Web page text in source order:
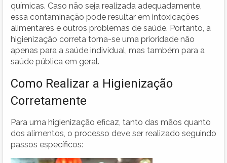
químicas. Caso não seja realizada adequadamente,
essa contaminação pode resultar em intoxicações
alimentares e outros problemas de saúde. Portanto, a
higienização correta torna-se uma prioridade não
apenas para a saúde individual, mas também para a
saúde pública em geral.
Como Realizar a Higienização
Corretamente
Para uma higienização eficaz, tanto das mãos quanto
dos alimentos, o processo deve ser realizado seguindo
passos específicos: